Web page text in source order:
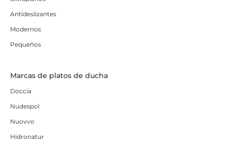
Antideslizantes
Modernos
Pequeños
Marcas de platos de ducha
Doccia
Nudespol
Nuovvo
Hidronatur